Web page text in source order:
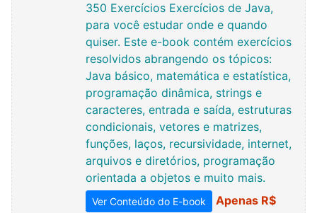
350 Exercícios Exercícios de Java,
para você estudar onde e quando
quiser. Este e-book contém exercícios
resolvidos abrangendo os tópicos:
Java básico, matemática e estatística,
programação dinâmica, strings e
caracteres, entrada e saída, estruturas
condicionais, vetores e matrizes,
funções, laços, recursividade, internet,
arquivos e diretórios, programação
orientada a objetos e muito mais.
Ver Conteúdo do E-book
Apenas R$